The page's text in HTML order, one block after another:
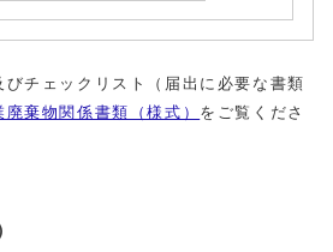
チェックリスト（届出に必要な書類
廃棄物関係書類（様式） をご覧くださ